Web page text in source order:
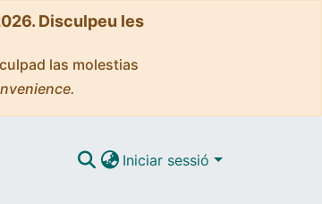
Disculpeu les
las molestias
Iniciar sessió